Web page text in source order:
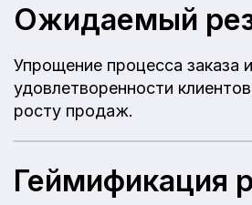
Ожидаемый
Упрощение процесса заказа
удовлетворенности
росту продаж.
Геймификация